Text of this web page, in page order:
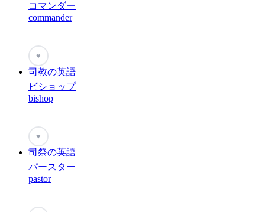
コマンダー
commander
♥
司教の英語
ビショップ
bishop
♥
司祭の英語
パースター
pastor